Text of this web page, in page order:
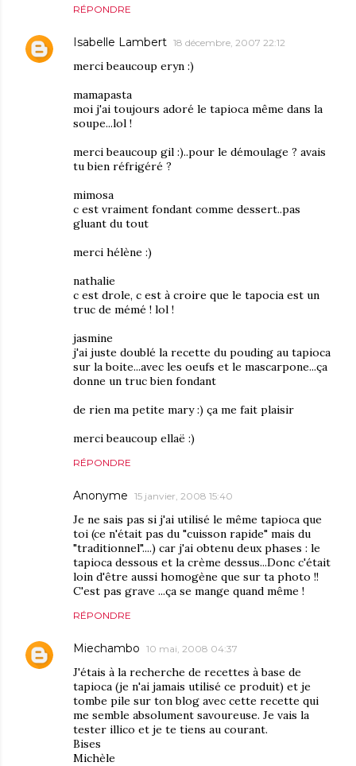
RÉPONDRE
Isabelle Lambert 18 décembre, 2007 22:12
merci beaucoup eryn :)
mamapasta
moi j'ai toujours adoré le tapioca même dans la
soupe...lol !
merci beaucoup gil :)..pour le démoulage ? avais
tu bien réfrigéré ?
mimosa
c est vraiment fondant comme dessert..pas
gluant du tout
merci hélène :)
nathalie
c est drole, c est à croire que le tapocia est un
truc de mémé ! lol !
jasmine
j'ai juste doublé la recette du pouding au tapioca
sur la boite...avec les oeufs et le mascarpone...ça
donne un truc bien fondant
de rien ma petite mary :) ça me fait plaisir
merci beaucoup ellaë :)
RÉPONDRE
Anonyme 15 janvier, 2008 15:40
Je ne sais pas si j'ai utilisé le même tapioca que
toi (ce n'était pas du "cuisson rapide" mais du
"traditionnel"....) car j'ai obtenu deux phases : le
tapioca dessous et la crème dessus...Donc c'était
loin d'être aussi homogène que sur ta photo !!
C'est pas grave ...ça se mange quand même !
RÉPONDRE
Miechambo 10 mai, 2008 04:37
J'étais à la recherche de recettes à base de
tapioca (je n'ai jamais utilisé ce produit) et je
tombe pile sur ton blog avec cette recette qui
me semble absolument savoureuse. Je vais la
tester illico et je te tiens au courant.
Bises
Michèle